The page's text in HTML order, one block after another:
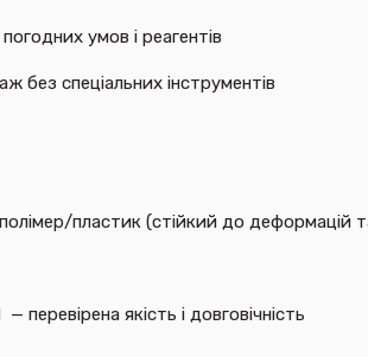
умов і реагентів
без спеціальних інструментів
пластик (стійкий до деформацій
перевірена якість і довговічність